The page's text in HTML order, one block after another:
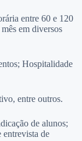
entre 60 e 120
em diversos
Hospitalidade
entre outros.
de alunos;
entrevista de